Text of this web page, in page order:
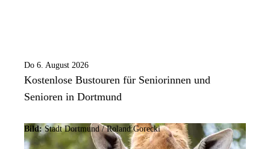
Do 6. August 2026
Kostenlose Bustouren für Seniorinnen und
Senioren in Dortmund
Bild:Stadt Dortmund / Roland Gorecki